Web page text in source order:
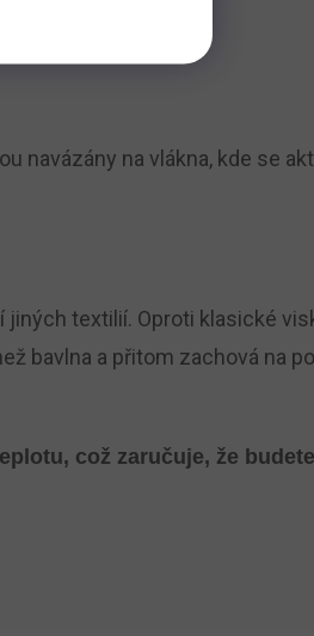
navázány na vlákna, kde se
jiných textilií. Oproti klasické
bavlna a přitom zachová na
což zaručuje, že